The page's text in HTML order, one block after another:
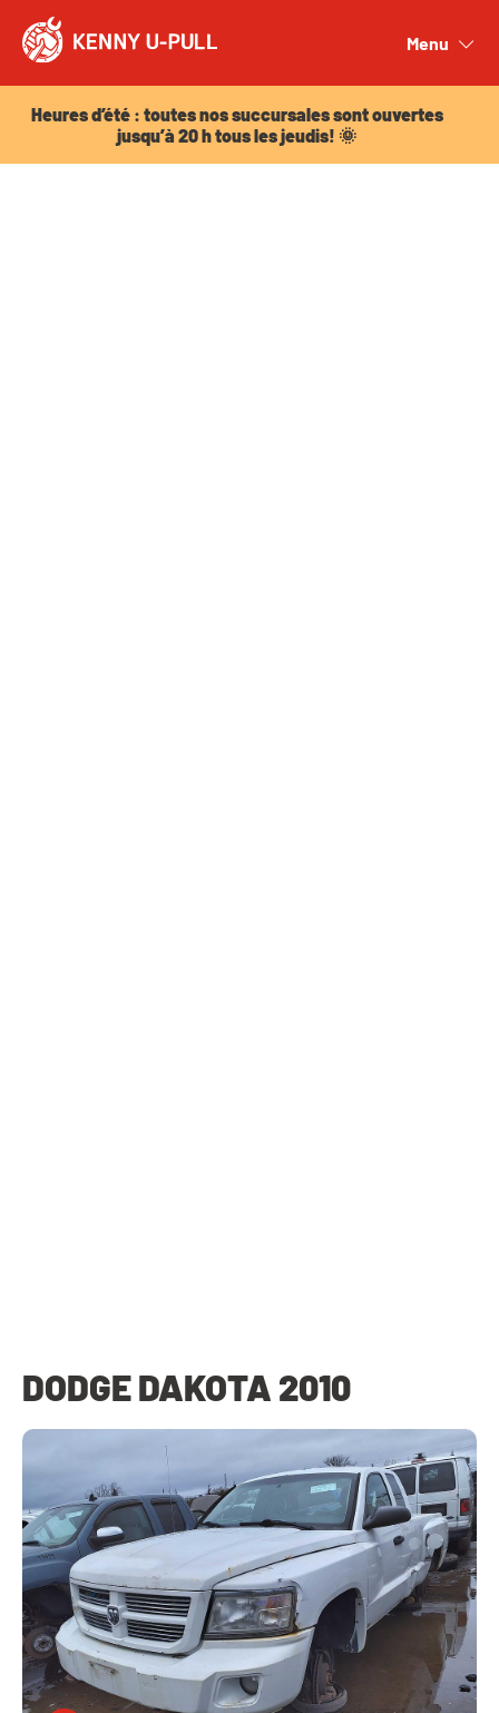
Menu
Heures d’été : toutes nos succursales sont ouvertes
jusqu’à 20 h tous les jeudis! 🌞
DODGE DAKOTA 2010